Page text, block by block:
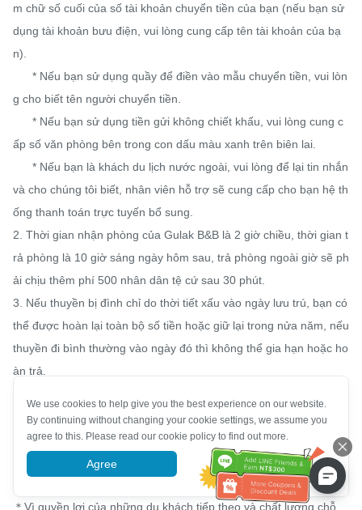
m chữ số cuối của số tài khoản chuyển tiền của bạn (nếu bạn sử
dụng tài khoản bưu điện, vui lòng cung cấp tên tài khoản của bạ
n).
g cho biết tên người chuyển tiền.
ấp số văn phòng bên trong con dấu màu xanh trên biên lai.
và cho chúng tôi biết, nhân viên hỗ trợ sẽ cung cấp cho bạn hệ th
ống thanh toán trực tuyến bổ sung.
2. Thời gian nhận phòng của Gulak B&B là 2 giờ chiều, thời gian t
rả phòng là 10 giờ sáng ngày hôm sau, trả phòng ngoài giờ sẽ ph
ải chịu thêm phí 500 nhân dân tệ cứ sau 30 phút.
3. Nếu thuyền bị đình chỉ do thời tiết xấu vào ngày lưu trú, bạn có
thể được hoàn lại toàn bộ số tiền hoặc giữ lại trong nửa năm, nếu
thuyền đi bình thường vào ngày đó thì không thể gia hạn hoặc ho
àn trả.
c hư hỏng, chủ khách sạn sẽ có quyền yêu cầu bồi thường hoặc
gọi cảnh sát.
5. Trong phòng có một chiếc chăn bông cho hai người, nếu cần t
hêm chăn bông sẽ tính thêm phí dọn dẹp là 200 tệ.
＊Vì quyền lợi của những du khách tiếp theo và chất lượng chỗ
We use cookies to help give you the best experience on our website.
By continuing without changing your cookie settings, we assume you
agree to this. Please read our cookie policy to find out more.
Agree More information